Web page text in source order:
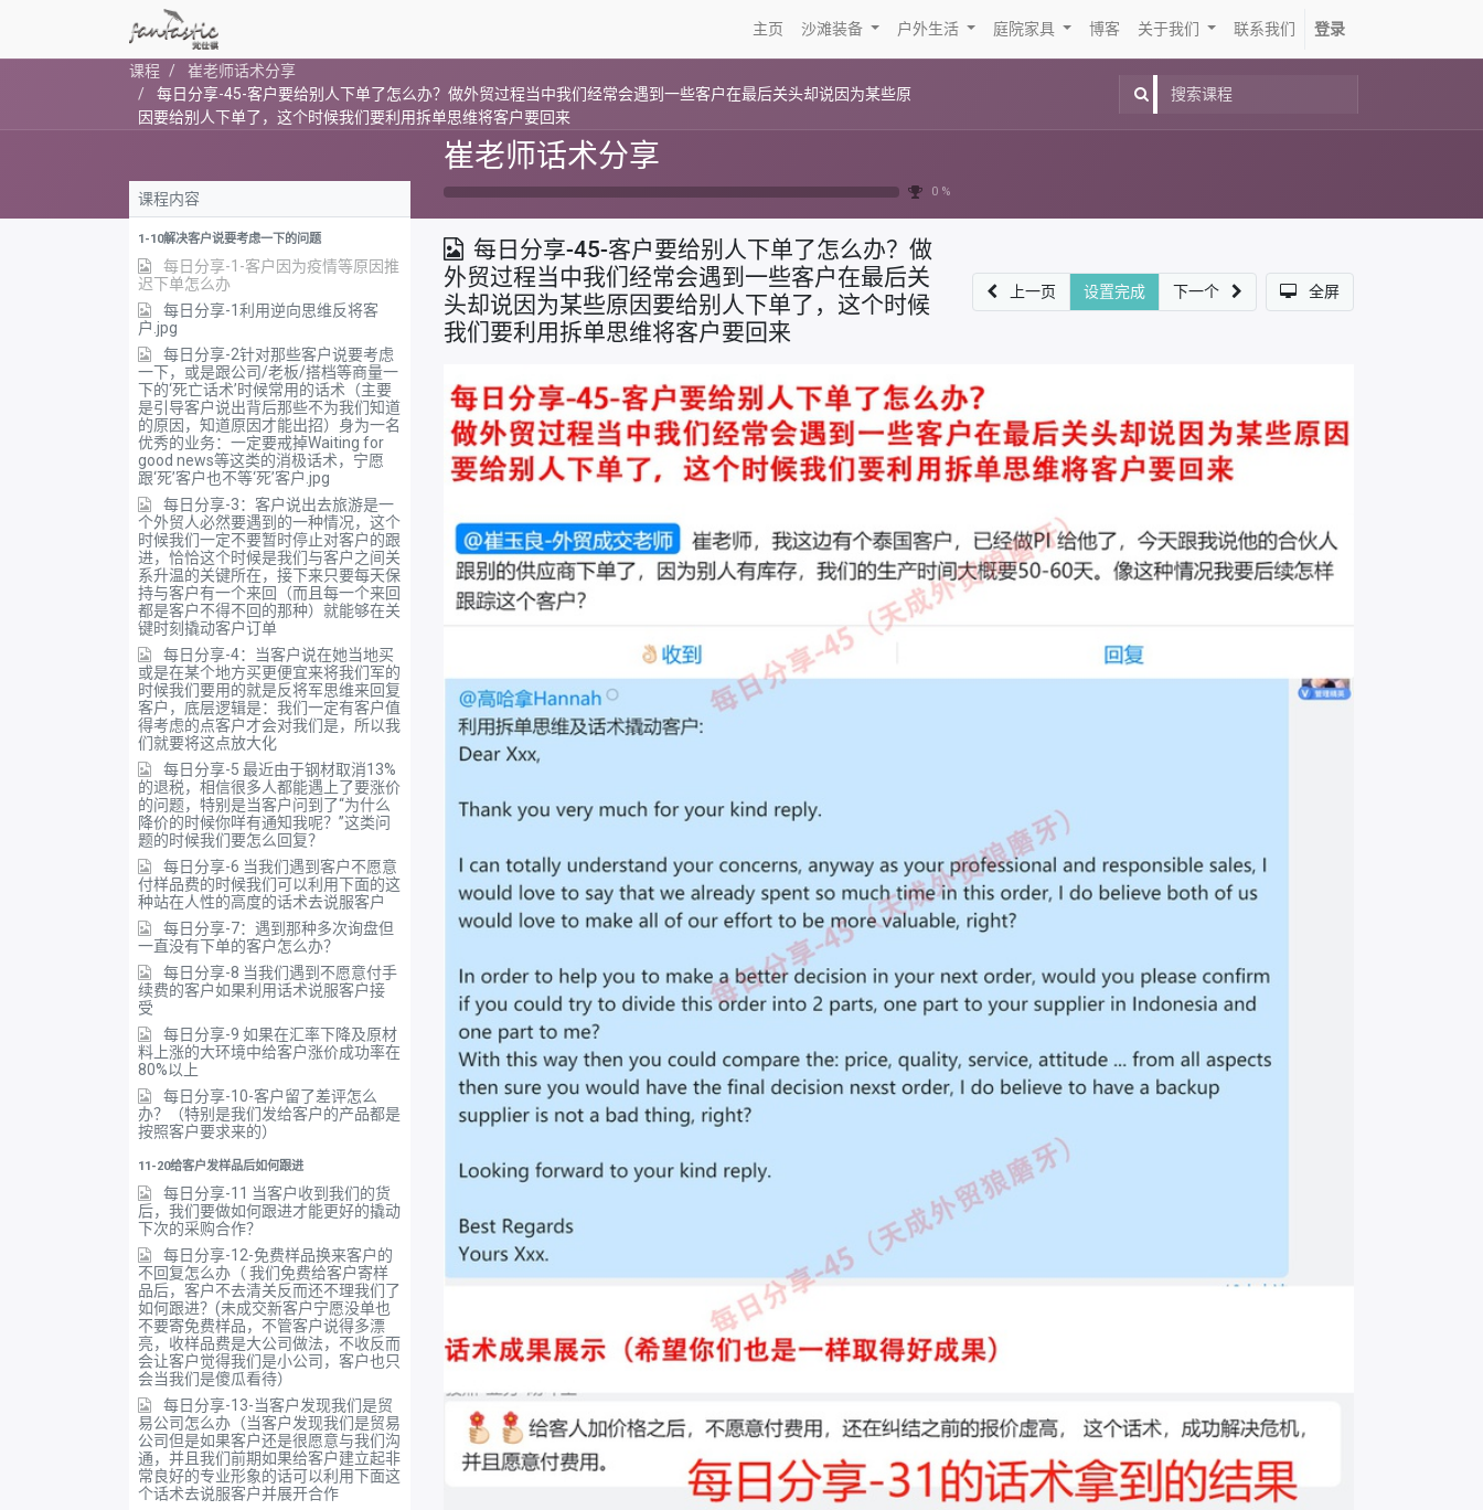
主页 沙滩装备 户外生活 庭院家具 博客 关于我们 联系我们 登录
课程
崔老师话术分享
每日分享-45-客户要给别人下单了怎么办？做外贸过程当中我们经常会遇到一些客户在最后关头却说因为某些原
因要给别人下单了，这个时候我们要利用拆单思维将客户要回来
崔老师话术分享
0 %
课程内容
1-10解决客户说要考虑一下的问题
每日分享-1-客户因为疫情等原因推
迟下单怎么办
每日分享-1利用逆向思维反将客
户.jpg
每日分享-2针对那些客户说要考虑
一下，或是跟公司/老板/搭档等商量一
下的‘死亡话术’时候常用的话术（主要
是引导客户说出背后那些不为我们知道
的原因，知道原因才能出招）身为一名
优秀的业务：一定要戒掉Waiting for
good news等这类的消极话术，宁愿
跟‘死’客户也不等‘死’客户.jpg
每日分享-3：客户说出去旅游是一
个外贸人必然要遇到的一种情况，这个
时候我们一定不要暂时停止对客户的跟
进，恰恰这个时候是我们与客户之间关
系升温的关键所在，接下来只要每天保
持与客户有一个来回（而且每一个来回
都是客户不得不回的那种）就能够在关
键时刻撬动客户订单
每日分享-4：当客户说在她当地买
或是在某个地方买更便宜来将我们军的
时候我们要用的就是反将军思维来回复
客户，底层逻辑是：我们一定有客户值
得考虑的点客户才会对我们是，所以我
们就要将这点放大化
每日分享-5 最近由于钢材取消13%
的退税，相信很多人都能遇上了要涨价
的问题，特别是当客户问到了“为什么
降价的时候你咩有通知我呢？”这类问
题的时候我们要怎么回复？
每日分享-6 当我们遇到客户不愿意
付样品费的时候我们可以利用下面的这
种站在人性的高度的话术去说服客户
每日分享-7：遇到那种多次询盘但
一直没有下单的客户怎么办？
每日分享-8 当我们遇到不愿意付手
续费的客户如果利用话术说服客户接
受
每日分享-9 如果在汇率下降及原材
料上涨的大环境中给客户涨价成功率在
80%以上
每日分享-10-客户留了差评怎么
办？（特别是我们发给客户的产品都是
按照客户要求来的）
11-20给客户发样品后如何跟进
每日分享-11 当客户收到我们的货
后，我们要做如何跟进才能更好的撬动
下次的采购合作？
每日分享-12-免费样品换来客户的
不回复怎么办（ 我们免费给客户寄样
品后，客户不去清关反而还不理我们了
如何跟进？(未成交新客户宁愿没单也
不要寄免费样品，不管客户说得多漂
亮，收样品费是大公司做法，不收反而
会让客户觉得我们是小公司，客户也只
会当我们是傻瓜看待）
每日分享-13-当客户发现我们是贸
易公司怎么办（当客户发现我们是贸易
公司但是如果客户还是很愿意与我们沟
通，并且我们前期如果给客户建立起非
常良好的专业形象的话可以利用下面这
个话术去说服客户并展开合作
每日分享-45-客户要给别人下单了怎么办？做
外贸过程当中我们经常会遇到一些客户在最后关
头却说因为某些原因要给别人下单了，这个时候
我们要利用拆单思维将客户要回来
上一页 设置完成 下一个 全屏